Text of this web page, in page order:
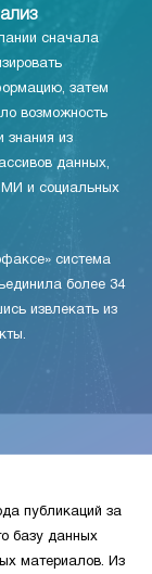
сначала
затем
возможность
знания из
данных,
и социальных
система
более 34
извлекать из
публикаций за
базу данных
материалов. Из